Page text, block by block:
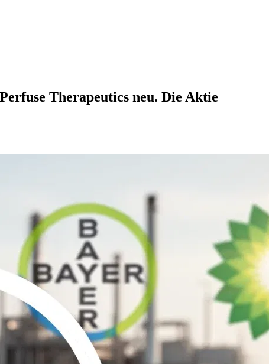
Therapeutics neu. Die Aktie